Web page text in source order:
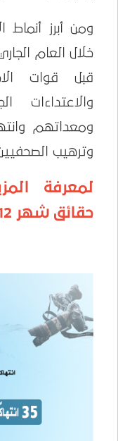
ومن أبرز أنماط
خلال العام
قبل قوات
والاعتداءات
ومعداتهم
وترهيب
لمعرفة
حقائق شهر 12 ديسمبر 2021 م أسفل: